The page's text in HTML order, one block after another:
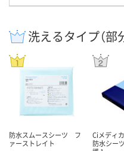
洗えるタイプ（部
防水スムースシーツ フ
ァーストレイト
Ciメディ
防水シー